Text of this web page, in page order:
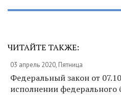
ЧИТАЙТЕ ТАКЖЕ:
03 апрель 2020, Пятница
Федеральный закон от
исполнении федерального